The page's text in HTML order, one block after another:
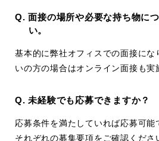
Q. 面接の場所や必要な持ち物に
い。
基本的に弊社オフィスでの面接にな
いの方の場合はオンライン面接も実
Q. 未経験でも応募できますか？
応募条件を満たしていれば応募可能
それぞれの募集要項をご確認くださ